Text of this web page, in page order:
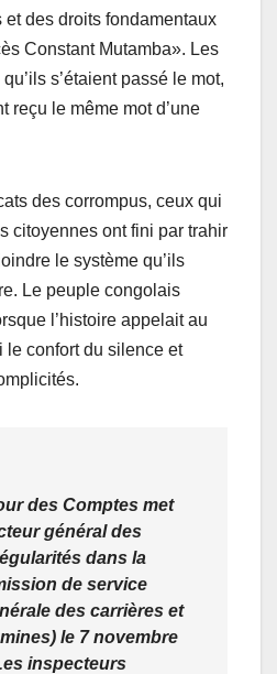
des droits fondamentaux
Constant Mutamba». Les
s’étaient passé le mot,
reçu le même mot d’une
des corrompus, ceux qui
citoyennes ont fini par trahir
le système qu’ils
Le peuple congolais
l’histoire appelait au
le confort du silence et
des Comptes met
général des
dans la
de service
des carrières et
le 7 novembre
inspecteurs